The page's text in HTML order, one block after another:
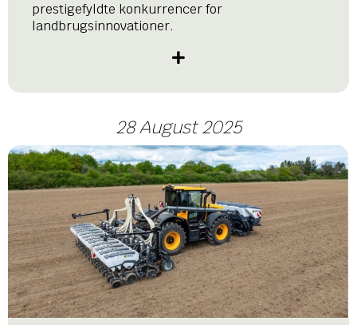
prestigefyldte konkurrencer for
landbrugsinnovationer.
28 August 2025